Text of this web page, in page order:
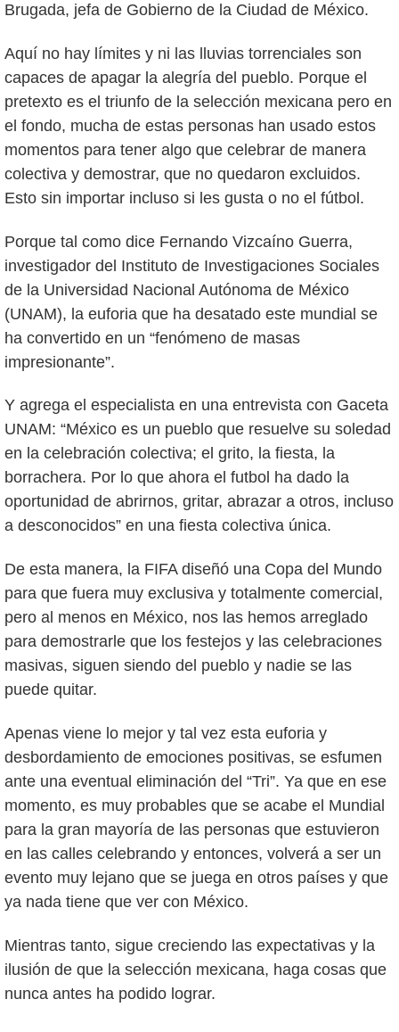
Brugada, jefa de Gobierno de la Ciudad de México.
Aquí no hay límites y ni las lluvias torrenciales son
capaces de apagar la alegría del pueblo. Porque el
pretexto es el triunfo de la selección mexicana pero en
el fondo, mucha de estas personas han usado estos
momentos para tener algo que celebrar de manera
colectiva y demostrar, que no quedaron excluidos.
Esto sin importar incluso si les gusta o no el fútbol.
Porque tal como dice Fernando Vizcaíno Guerra,
investigador del Instituto de Investigaciones Sociales
de la Universidad Nacional Autónoma de México
(UNAM), la euforia que ha desatado este mundial se
ha convertido en un “fenómeno de masas
impresionante”.
Y agrega el especialista en una entrevista con Gaceta
UNAM: “México es un pueblo que resuelve su soledad
en la celebración colectiva; el grito, la fiesta, la
borrachera. Por lo que ahora el futbol ha dado la
oportunidad de abrirnos, gritar, abrazar a otros, incluso
a desconocidos” en una fiesta colectiva única.
De esta manera, la FIFA diseñó una Copa del Mundo
para que fuera muy exclusiva y totalmente comercial,
pero al menos en México, nos las hemos arreglado
para demostrarle que los festejos y las celebraciones
masivas, siguen siendo del pueblo y nadie se las
puede quitar.
Apenas viene lo mejor y tal vez esta euforia y
desbordamiento de emociones positivas, se esfumen
ante una eventual eliminación del “Tri”. Ya que en ese
momento, es muy probables que se acabe el Mundial
para la gran mayoría de las personas que estuvieron
en las calles celebrando y entonces, volverá a ser un
evento muy lejano que se juega en otros países y que
ya nada tiene que ver con México.
Mientras tanto, sigue creciendo las expectativas y la
ilusión de que la selección mexicana, haga cosas que
nunca antes ha podido lograr.